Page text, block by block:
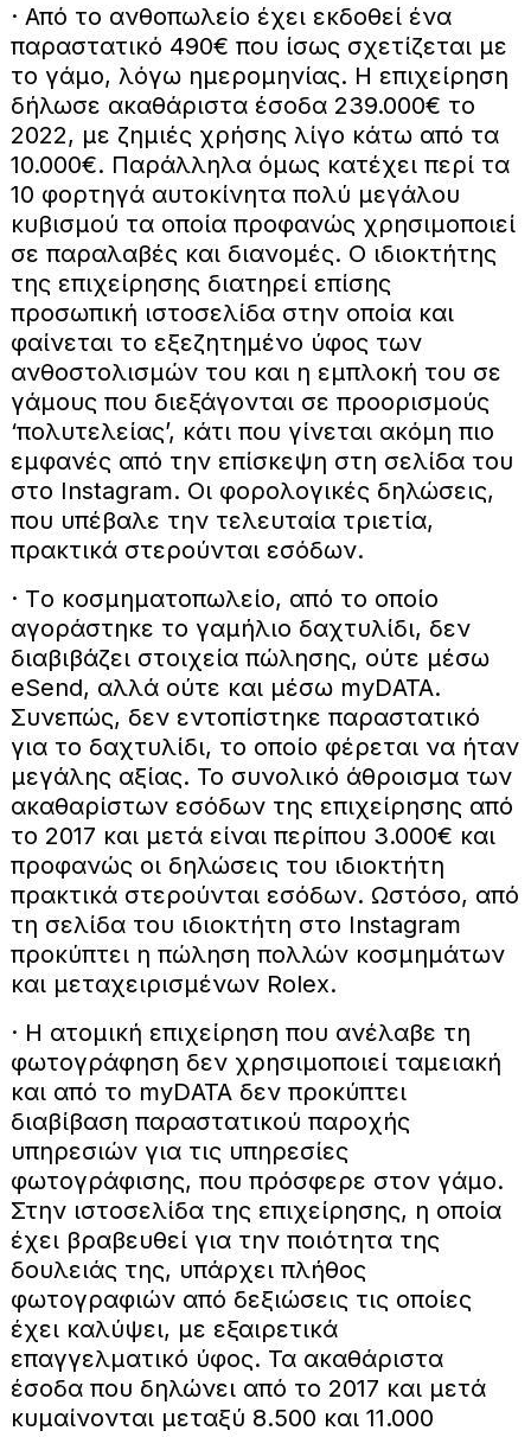
· Από το ανθοπωλείο έχει εκδοθεί ένα
παραστατικό 490€ που ίσως σχετίζεται με
το γάμο, λόγω ημερομηνίας. Η επιχείρηση
δήλωσε ακαθάριστα έσοδα 239.000€ τo
2022, με ζημιές χρήσης λίγο κάτω από τα
10.000€. Παράλληλα όμως κατέχει περί τα
10 φορτηγά αυτοκίνητα πολύ μεγάλου
κυβισμού τα οποία προφανώς χρησιμοποιεί
σε παραλαβές και διανομές. Ο ιδιοκτήτης
της επιχείρησης διατηρεί επίσης
προσωπική ιστοσελίδα στην οποία και
φαίνεται το εξεζητημένο ύφος των
ανθοστολισμών του και η εμπλοκή του σε
γάμους που διεξάγονται σε προορισμούς
‘πολυτελείας’, κάτι που γίνεται ακόμη πιο
εμφανές από την επίσκεψη στη σελίδα του
στο Instagram. Οι φορολογικές δηλώσεις,
που υπέβαλε την τελευταία τριετία,
πρακτικά στερούνται εσόδων.
· Tο κοσμηματοπωλείο, από το οποίο
αγοράστηκε το γαμήλιο δαχτυλίδι, δεν
διαβιβάζει στοιχεία πώλησης, ούτε μέσω
eSend, αλλά ούτε και μέσω myDΑΤΑ.
Συνεπώς, δεν εντοπίστηκε παραστατικό
για το δαχτυλίδι, το οποίο φέρεται να ήταν
μεγάλης αξίας. Το συνολικό άθροισμα των
ακαθαρίστων εσόδων της επιχείρησης από
το 2017 και μετά είναι περίπου 3.000€ και
προφανώς οι δηλώσεις του ιδιοκτήτη
πρακτικά στερούνται εσόδων. Ωστόσο, από
τη σελίδα του ιδιοκτήτη στο Instagram
προκύπτει η πώληση πολλών κοσμημάτων
και μεταχειρισμένων Rolex.
· Η ατομική επιχείρηση που ανέλαβε τη
φωτογράφηση δεν χρησιμοποιεί ταμειακή
και από το myDΑΤΑ δεν προκύπτει
διαβίβαση παραστατικού παροχής
υπηρεσιών για τις υπηρεσίες
φωτογράφισης, που πρόσφερε στον γάμο.
Στην ιστοσελίδα της επιχείρησης, η οποία
έχει βραβευθεί για την ποιότητα της
δουλειάς της, υπάρχει πλήθος
φωτογραφιών από δεξιώσεις τις οποίες
έχει καλύψει, με εξαιρετικά
επαγγελματικό ύφος. Τα ακαθάριστα
έσοδα που δηλώνει από το 2017 και μετά
κυμαίνονται μεταξύ 8.500 και 11.000